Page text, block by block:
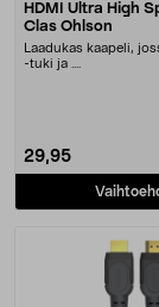
HDMI Ultra High
Clas Ohlson
Laadukas kaapeli,
-tuki ja ....
29,95